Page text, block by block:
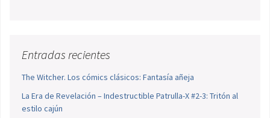
Entradas recientes
The Witcher. Los cómics clásicos: Fantasía añeja
La Era de Revelación – Indestructible Patrulla-X #2-3: Tritón al
estilo cajún